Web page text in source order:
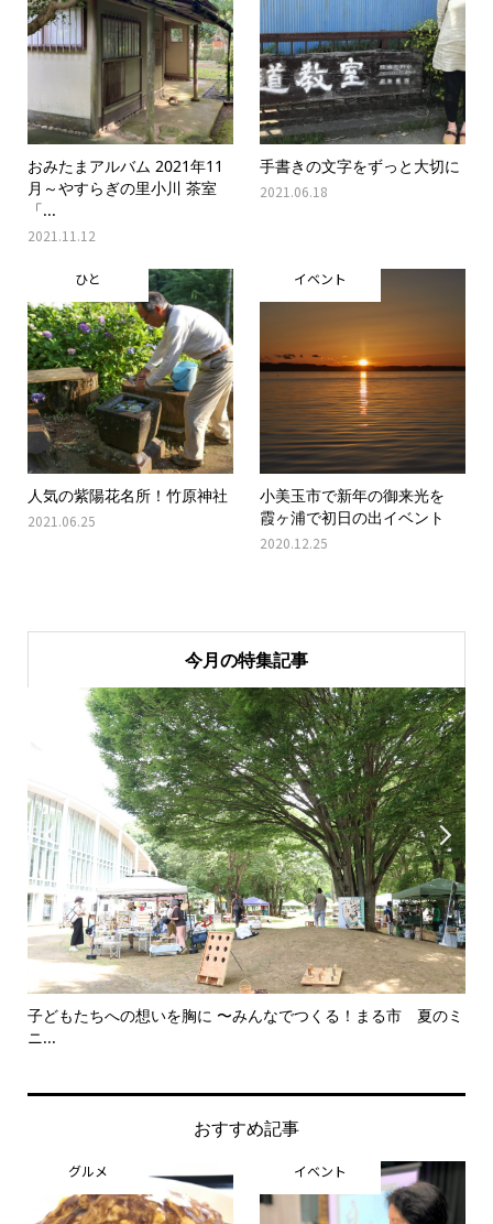
おみたまアルバム 2021年11
月～やすらぎの里小川 茶室
「...
2021.11.12
手書きの文字をずっと大切に
2021.06.18
ひと
人気の紫陽花名所！竹原神社
2021.06.25
イベント
小美玉市で新年の御来光を
霞ヶ浦で初日の出イベント
2020.12.25
今月の特集記事

子どもたちへの想いを胸に 〜みんなでつくる！まる市 夏のミ
ニ...

おすすめ記事
グルメ イベント